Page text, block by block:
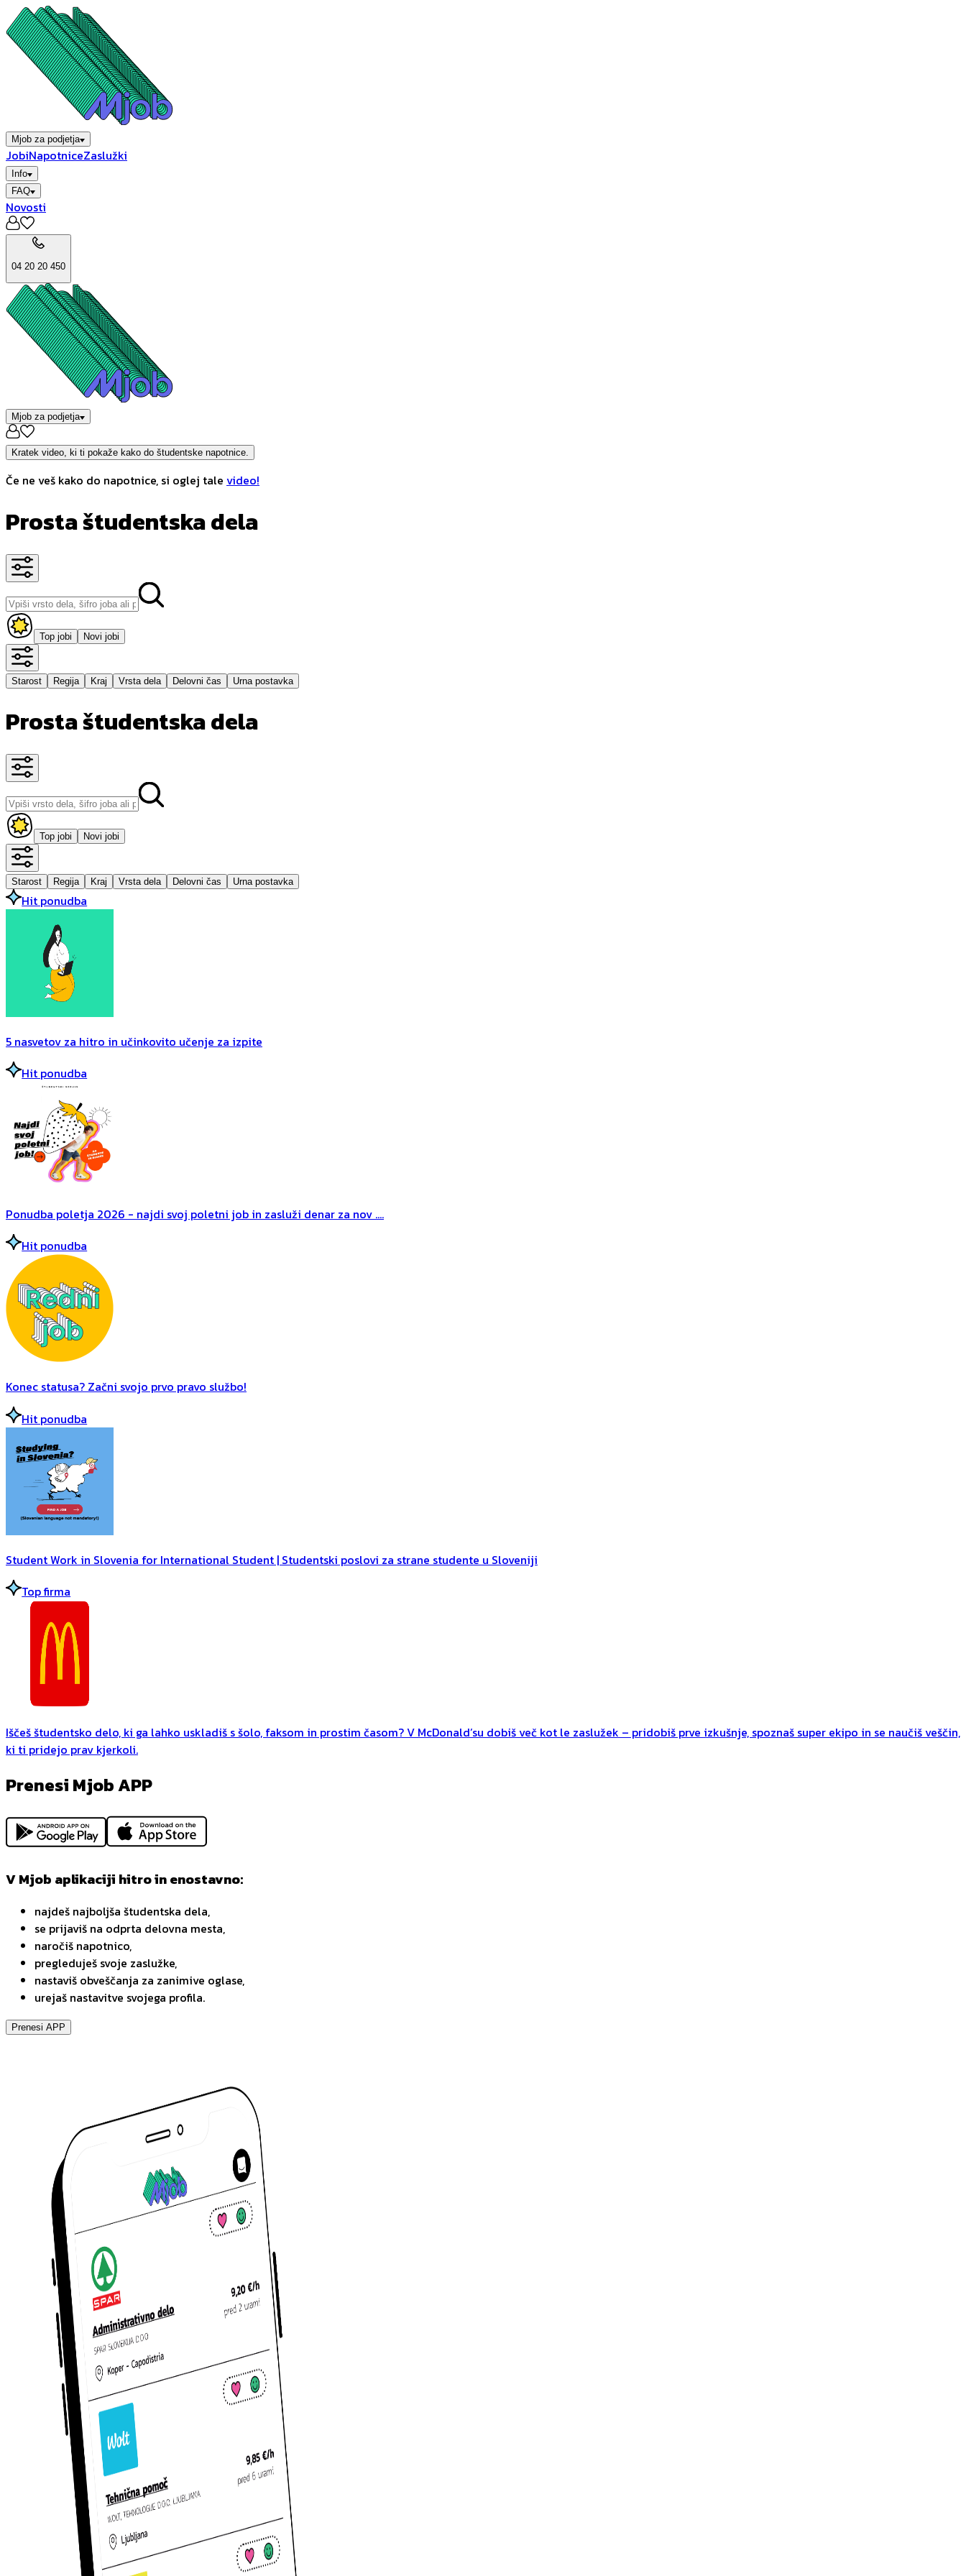
Mjob za podjetja
JobiNapotniceZaslužki
Info
FAQ
Novosti
04 20 20 450
Mjob za podjetja
Kratek video, ki ti pokaže kako do študentske napotnice.
Če ne veš kako do napotnice, si oglej tale video!
Prosta študentska dela
Top jobi Novi jobi
Starost Regija Kraj Vrsta dela Delovni čas Urna postavka
Prosta študentska dela
Top jobi Novi jobi
Starost Regija Kraj Vrsta dela Delovni čas Urna postavka
Hit ponudba
5 nasvetov za hitro in učinkovito učenje za izpite
Hit ponudba
Ponudba poletja 2026 - najdi svoj poletni job in zasluži denar za nov ....
Hit ponudba
Konec statusa? Začni svojo prvo pravo službo!
Hit ponudba
Student Work in Slovenia for International Student | Studentski poslovi za strane studente u Sloveniji
Top firma
Iščeš študentsko delo, ki ga lahko uskladiš s šolo, faksom in prostim časom? V McDonald’su dobiš več kot le zaslužek – pridobiš prve izkušnje, spoznaš super ekipo in se naučiš veščin,
ki ti pridejo prav kjerkoli.
Prenesi Mjob APP
V Mjob aplikaciji hitro in enostavno:
najdeš najboljša študentska dela,
se prijaviš na odprta delovna mesta,
naročiš napotnico,
pregleduješ svoje zaslužke,
nastaviš obveščanja za zanimive oglase,
urejaš nastavitve svojega profila.
Prenesi APP